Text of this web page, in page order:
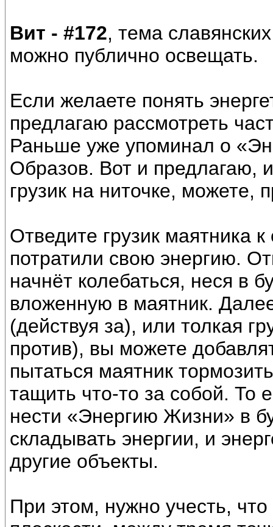
Вит - #172, тема
можно публично освещать.
Если желаете понять
предлагаю рассмотреть
Раньше уже упоминал о
Образов. Вот и предлагаю,
грузик на ниточке, можете,
Отведите грузик маятника
потратили свою энергию.
начнёт колебаться, неся в
вложенную в маятник.
(действуя за), или толкая
против), вы можете
пытаться маятник
тащить что-то за собой. То
нести «Энергию Жизни» в
складывать энергии, и
другие объекты.
При этом, нужно учесть,